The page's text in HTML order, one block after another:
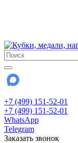
+7 (499) 151-52-01
+7 (499) 151-52-01
WhatsApp
Telegram
Заказать звонок